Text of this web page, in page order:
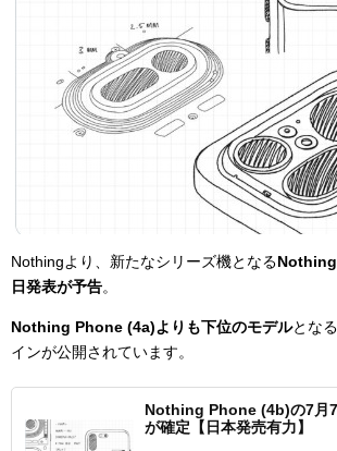
Nothingより、新たなシリーズ機となる
日発表が予告。
Nothing Phone (4a)よりも下位のモデルとな
インが公開されています。
Nothing Phone (4b)の7月
が確定【日本発売有力】